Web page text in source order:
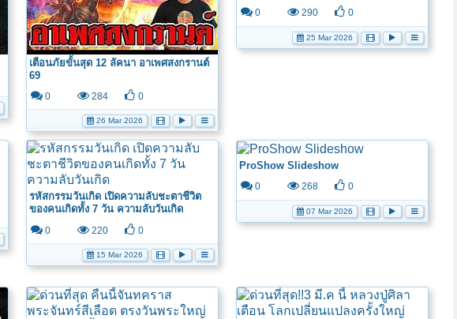
เตือนภัยขั้นสุด 12 ลัคนา อาเพศสงกรานต์
69
0 284 0
26 Mar 2026
0 290 0
25 Mar 2026
รหัสกรรมวันเกิด เปิดความลับชะตาชีวิต
ของคนเกิดทั้ง 7 วัน ความลับวันเกิด
0 220 0
15 Mar 2026
ProShow Slideshow
0 268 0
07 Mar 2026